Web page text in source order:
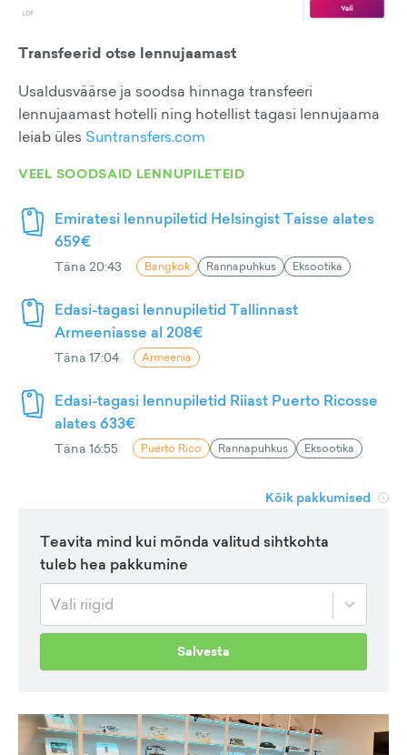
Transfeerid otse lennujaamast
Usaldusväärse ja soodsa hinnaga transfeeri
lennujaamast hotelli ning hotellist tagasi lennujaama
leiab üles Suntransfers.com
VEEL SOODSAID LENNUPILETEID
Emiratesi lennupiletid Helsingist Taisse alates
659€
Täna 20:43 Bangkok Rannapuhkus Eksootika
Edasi-tagasi lennupiletid Tallinnast
Armeeniasse al 208€
Täna 17:04 Armeenia
Edasi-tagasi lennupiletid Riiast Puerto Ricosse
alates 633€
Täna 16:55 Puerto Rico Rannapuhkus Eksootika
Kõik pakkumised
Teavita mind kui mõnda valitud sihtkohta
tuleb hea pakkumine
Vali riigid
Salvesta